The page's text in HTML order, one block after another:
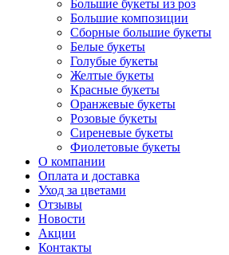
Большие букеты из роз
Большие композиции
Сборные большие букеты
Белые букеты
Голубые букеты
Желтые букеты
Красные букеты
Оранжевые букеты
Розовые букеты
Сиреневые букеты
Фиолетовые букеты
О компании
Оплата и доставка
Уход за цветами
Отзывы
Новости
Акции
Контакты